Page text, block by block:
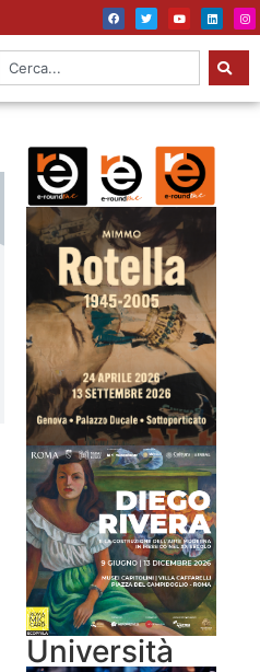
Università